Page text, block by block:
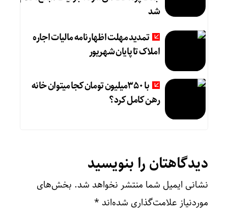
شد
تمدید مهلت اظهارنامه مالیات اجاره
املاک تا پایان شهریور
با 350میلیون تومان کجا میتوان خانه
رهن کامل کرد؟
دیدگاهتان را بنویسید
نشانی ایمیل شما منتشر نخواهد شد. بخش‌های
موردنیاز علامت‌گذاری شده‌اند *